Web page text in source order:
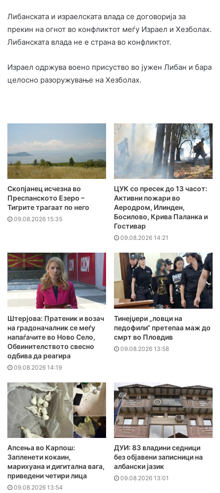
Либанската и израелската влада се договорија за
прекин на огнот во конфликтот меѓу Израел и Хезболах.
Либанската влада не е страна во конфликтот.
Израел одржува воено присуство во јужен Либан и бара
целосно разоружување на Хезболах.
Скопјанец исчезна во
Преспанското Езеро –
Тигрите трагаат по него
09.08.2026 15:35
ЦУК со пресек до 13 часот:
Активни пожари во
Аеродром, Илинден,
Босилово, Крива Паланка и
Гостивар
09.08.2026 14:21
Штерјова: Пратеник и возач
на градоначалник се меѓу
напаѓачите во Ново Село,
Обвинителството свесно
одбива да реагира
09.08.2026 14:19
Тинејџери „ловци на
педофили“ претепаа маж до
смрт во Пловдив
09.08.2026 13:58
Апсења во Карпош:
Запленети кокаин,
марихуана и дигитална вага,
приведени четири лица
09.08.2026 13:54
ДУИ: 83 владини седници
без објавени записници на
албански јазик
09.08.2026 13:01